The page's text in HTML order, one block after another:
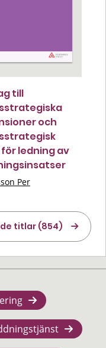
till
och
ledning av
Per
titlar (854)